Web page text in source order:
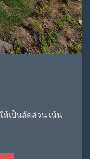
ห้เป็นสัดส่วน เน้น